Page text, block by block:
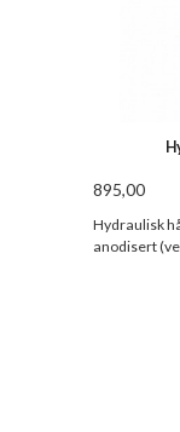
895,00
Hydraulisk
anodisert